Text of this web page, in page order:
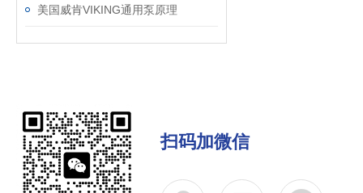
美国威肯VIKING通用泵原理
扫码加微信